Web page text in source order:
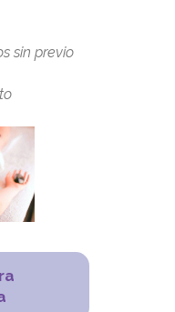
sin previo